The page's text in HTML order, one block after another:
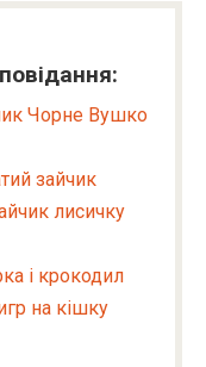
Чорне Вушко
зайчик
лисичку
і крокодил
на кішку